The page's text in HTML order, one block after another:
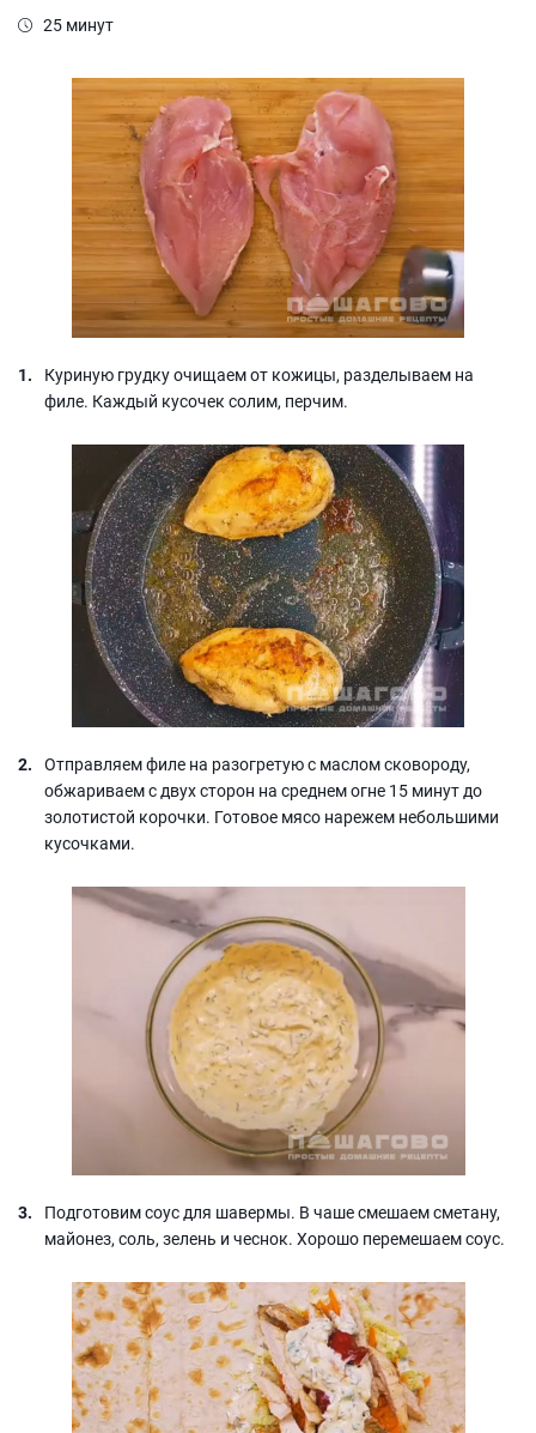
25 минут
Куриную грудку очищаем от кожицы, разделываем на
филе. Каждый кусочек солим, перчим.
Отправляем филе на разогретую с маслом сковороду,
обжариваем с двух сторон на среднем огне 15 минут до
золотистой корочки. Готовое мясо нарежем небольшими
кусочками.
Подготовим соус для шавермы. В чаше смешаем сметану,
майонез, соль, зелень и чеснок. Хорошо перемешаем соус.